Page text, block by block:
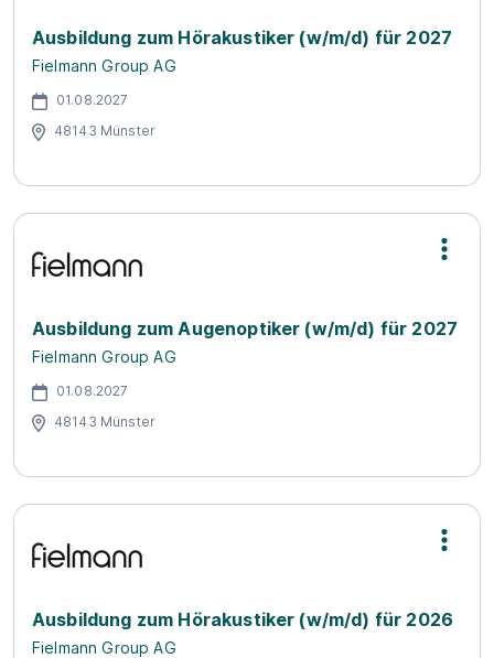
Ausbildung zum Hörakustiker (w/m/d) für 2027
Fielmann Group AG
01.08.2027
48143 Münster
Ausbildung zum Augenoptiker (w/m/d) für 2027
Fielmann Group AG
01.08.2027
48143 Münster
Ausbildung zum Hörakustiker (w/m/d) für 2026
Fielmann Group AG